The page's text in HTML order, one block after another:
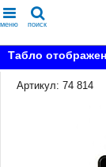
меню поиск
Табло
Артикул: 74 814